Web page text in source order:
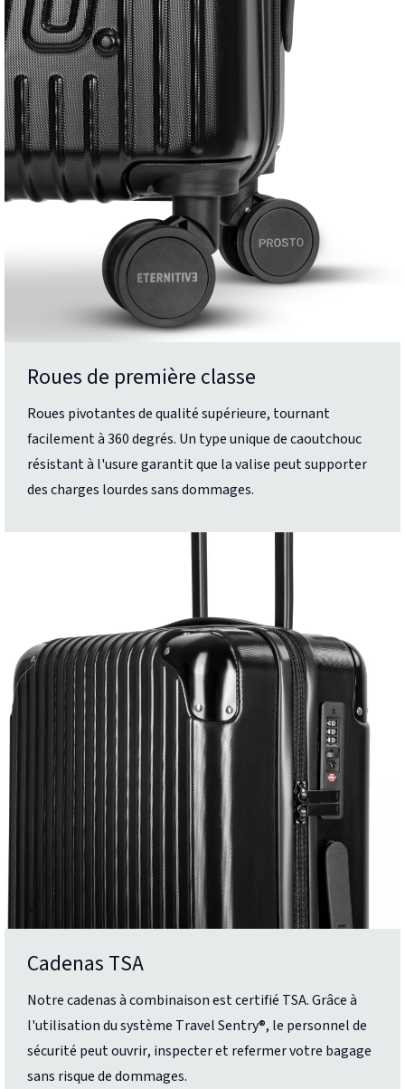
Roues de première classe
Roues pivotantes de qualité supérieure, tournant
facilement à 360 degrés. Un type unique de caoutchouc
résistant à l'usure garantit que la valise peut supporter
des charges lourdes sans dommages.
Cadenas TSA
Notre cadenas à combinaison est certifié TSA. Grâce à
l'utilisation du système Travel Sentry®, le personnel de
sécurité peut ouvrir, inspecter et refermer votre bagage
sans risque de dommages.